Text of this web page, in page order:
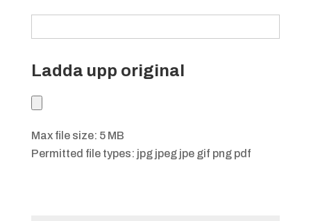
Ladda upp original
Max file size: 5 MB
Permitted file types: jpg jpeg jpe gif png pdf